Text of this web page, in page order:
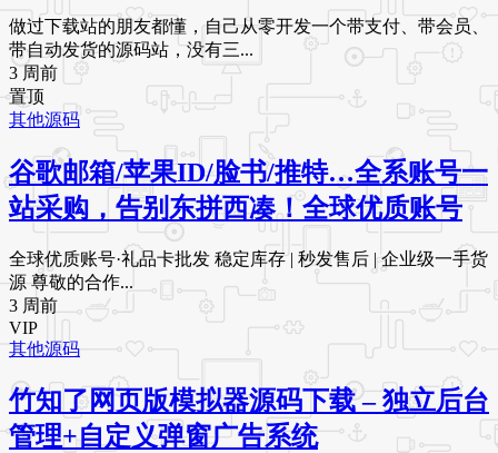
做过下载站的朋友都懂，自己从零开发一个带支付、带会员、
带自动发货的源码站，没有三...
3 周前
置顶
其他源码
谷歌邮箱/苹果ID/脸书/推特…全系账号一
站采购，告别东拼西凑！全球优质账号
全球优质账号·礼品卡批发 稳定库存 | 秒发售后 | 企业级一手货
源 尊敬的合作...
3 周前
VIP
其他源码
竹知了网页版模拟器源码下载 – 独立后台
管理+自定义弹窗广告系统